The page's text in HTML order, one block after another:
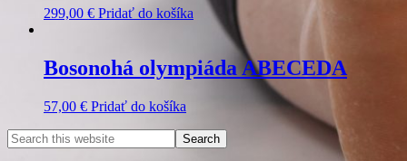
299,00 € Pridať do košíka
Bosonohá olympiáda ABECEDA
57,00 € Pridať do košíka